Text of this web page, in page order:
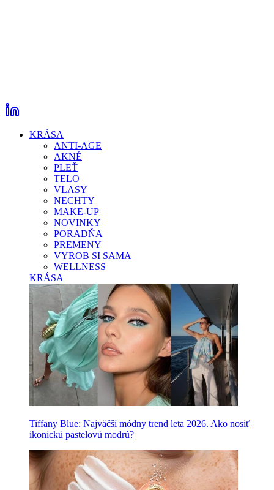
KRÁSA
ANTI-AGE
AKNÉ
PLEŤ
TELO
VLASY
NECHTY
MAKE-UP
NOVINKY
PORADŇA
PREMENY
VYROB SI SAMA
WELLNESS
KRÁSA
Tiffany Blue: Najväčší módny trend leta 2026. Ako nosiť
ikonickú pastelovú modrú?